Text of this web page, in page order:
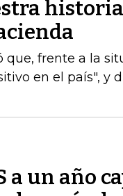
frente a la
en el país", y
a un año